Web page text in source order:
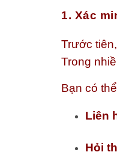
1. Xác
Trước
Trong
Bạn có
Liên
Hỏi